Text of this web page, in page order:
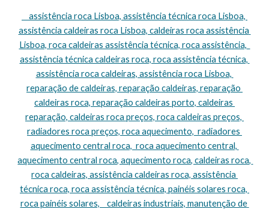
assistência caldeiras roca Lisboa, caldeiras roca assistência
Lisboa, roca caldeiras assistência técnica, roca assistência,
assistência técnica caldeiras roca, roca assistência técnica,
assistência roca caldeiras, assistência roca Lisboa,
reparação de caldeiras, reparação caldeiras, reparação
caldeiras roca, reparação caldeiras porto, caldeiras
reparação, caldeiras roca preços, roca caldeiras preços,
radiadores roca preços, roca aquecimento,  radiadores
aquecimento central roca,  roca aquecimento central,
aquecimento central roca, aquecimento roca, caldeiras roca,
roca caldeiras, assistência caldeiras roca, assistência
técnica roca, roca assistência técnica, painéis solares roca,
roca painéis solares,    caldeiras industriais, manutenção de